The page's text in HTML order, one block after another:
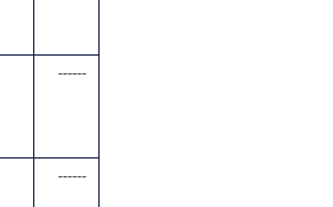
------
------